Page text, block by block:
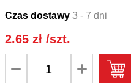
Czas dostawy 3 - 7 dni
2.65 zł/szt.